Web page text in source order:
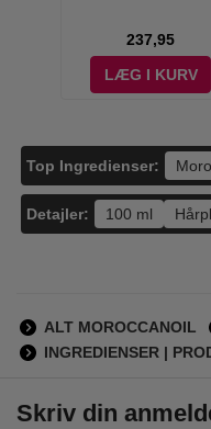
237,95
LÆG I KURV
Top Ingredienser:
Detajler: 100 ml
ALT MOROCCANOIL
INGREDIENSER |
Skriv din